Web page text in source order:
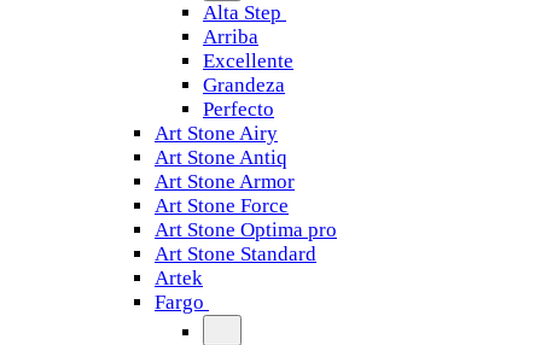
Alta Step
Arriba
Excellente
Grandeza
Perfecto
Art Stone Airy
Art Stone Antiq
Art Stone Armor
Art Stone Force
Art Stone Optima pro
Art Stone Standard
Artek
Fargo